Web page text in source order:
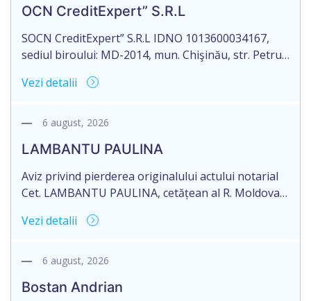
notarul Mamadjanova Tatiana, originalul căruia se
păstrează în arhiva […]
OCN CreditExpert” S.R.L
SOCN CreditExpert” S.R.L IDNO 1013600034167,
sediul biroului: MD-2014, mun. Chişinău, str. Petru
cunoștință pierderea originalului actului notarial:
26.03.2026, autentificat de notarul Dumbrava
Vezi detalii
6 august, 2026
LAMBANTU PAULINA
Aviz privind pierderea originalului actului notarial
Cet. LAMBANTU PAULINA, cetățean al R. Moldova,
domiciliată în R. Moldova, r-nul Anenii Noi, satul
actului notarial: Certificatului de moștenitor
notarul din or. Sîngerei – G. Horoșaia (licența nr.
Vezi detalii
6 august, 2026
Bostan Andrian